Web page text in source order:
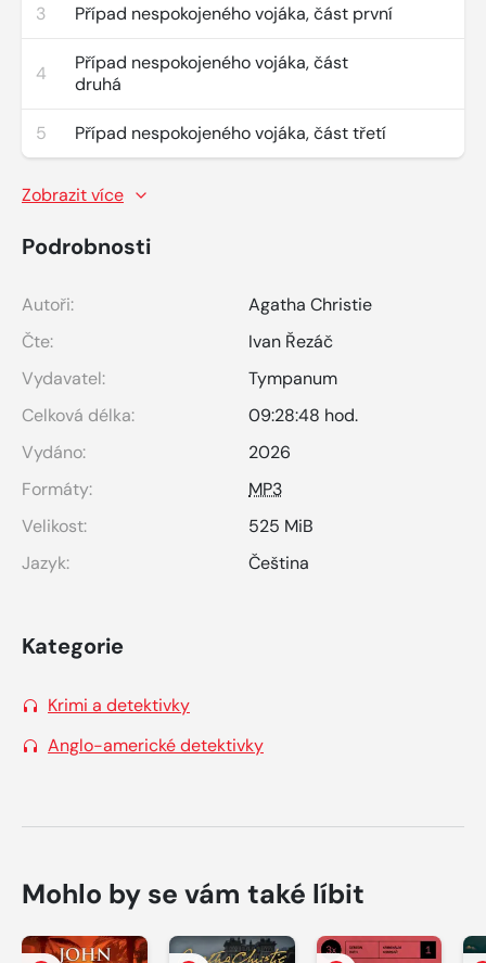
3 Případ nespokojeného vojáka, část první
4
Případ nespokojeného vojáka, část
druhá
5 Případ nespokojeného vojáka, část třetí
Zobrazit více
Podrobnosti
Autoři:
Agatha Christie
Čte:
Ivan Řezáč
Vydavatel:
Tympanum
Celková délka:
09:28:48 hod.
Vydáno:
2026
Formáty:
MP3
Velikost:
525 MiB
Jazyk:
Čeština
Kategorie
Krimi a detektivky
Anglo-americké detektivky
Mohlo by se vám také líbit